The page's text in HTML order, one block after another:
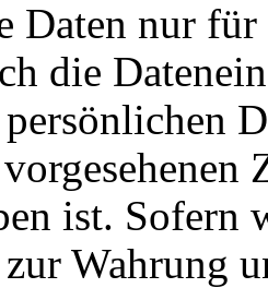
Daten nur
die
ist. Sofern
Wahrung